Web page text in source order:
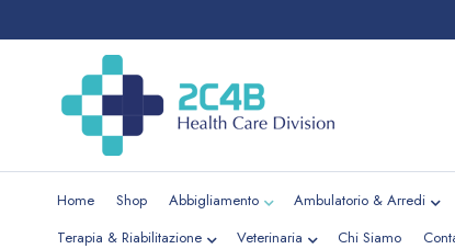
Home Shop Abbigliamento Ambulatorio & Arredi
Terapia & Riabilitazione
Veterinaria Chi Siamo